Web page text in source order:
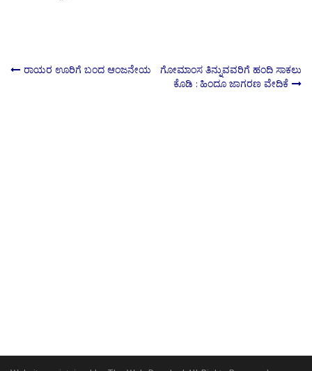
Post
ರಾಯರ ಊರಿಗೆ ಬಂದ ಆಂಜನೇಯ
ಗೋಮಾಂಸ ತಿನ್ನುವವರಿಗೆ ಹಂದಿ ಸಾಕಲು
ಕೊಡಿ : ಹಿಂದೂ ಜಾಗರಣ ವೇದಿಕೆ